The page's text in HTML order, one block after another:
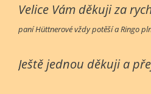
Velice Vám děkuji za
paní Hüttnerové vždy potěší a Ringo
Ještě jednou děkuji a